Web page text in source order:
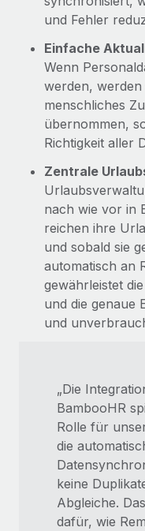
und Fehler
Einfache
Wenn
werden,
menschliches
übernommen,
Richtigkeit aller
Zentrale
nach wie vor in
reichen ihre
und sobald sie
automatisch an
gewährleistet
und die genaue
und
„Die
BambooHR
Rolle für
die
keine
Abgleiche.
dafür, wie